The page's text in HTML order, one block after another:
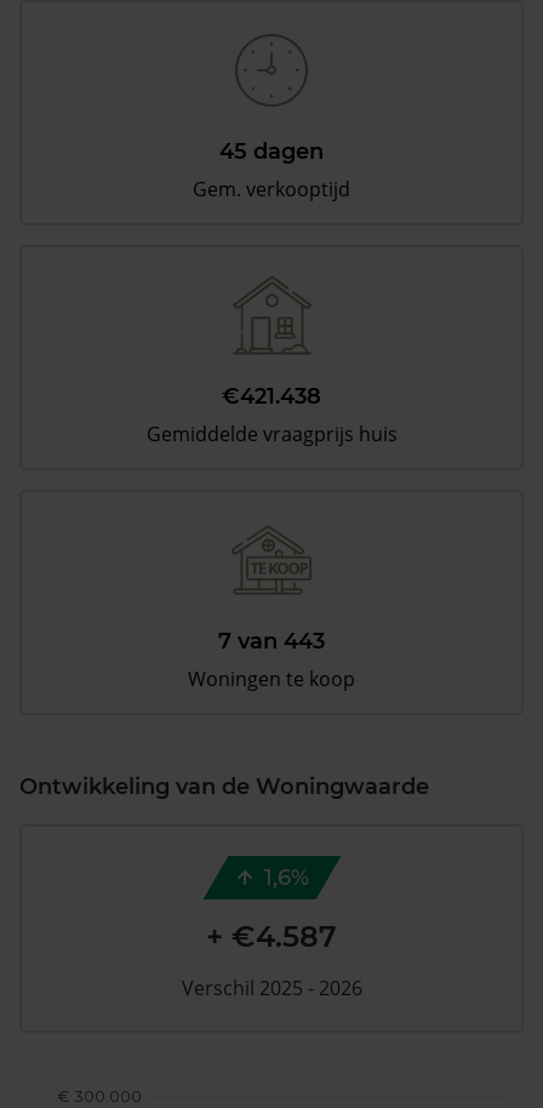
45 dagen
Gem. verkooptijd
€421.438
Gemiddelde vraagprijs huis
7 van 443
Woningen te koop
Ontwikkeling van de Woningwaarde
€ 300.000
1,6%
+ €4.587
Verschil 2025 - 2026